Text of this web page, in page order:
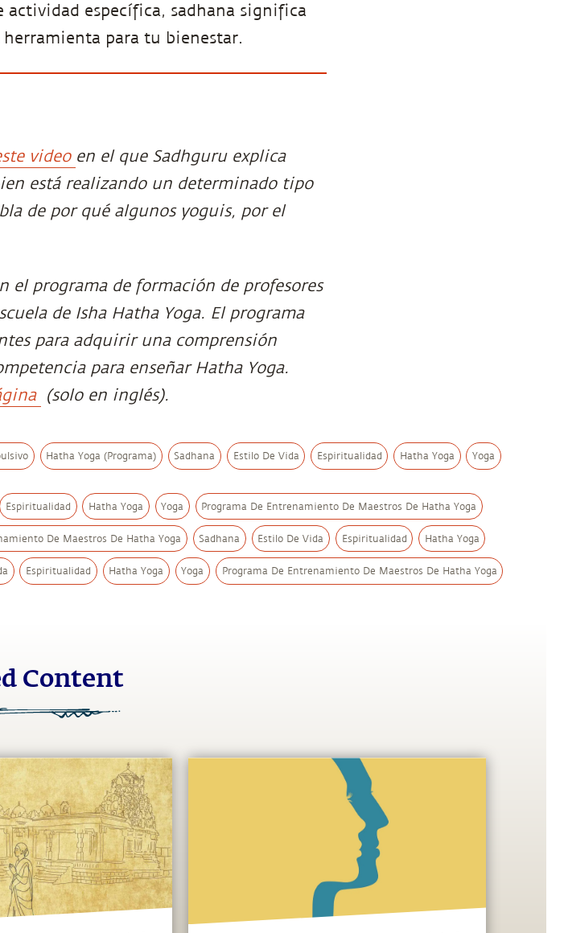
específica, sadhana significa
para tu bienestar.
video en el que Sadhguru explica
está realizando un determinado tipo
de por qué algunos yoguis, por el
el programa de formación de profesores
de Isha Hatha Yoga. El programa
para adquirir una comprensión
para enseñar Hatha Yoga.
(solo en inglés).
Hatha Yoga (Programa) Sadhana Estilo De Vida Espiritualidad Hatha Yoga Yoga
Espiritualidad Hatha Yoga Yoga Programa De Entrenamiento De Maestros De Hatha Yoga
De Maestros De Hatha Yoga Sadhana Estilo De Vida Espiritualidad Hatha Yoga
Espiritualidad Hatha Yoga Yoga Programa De Entrenamiento De Maestros De Hatha Yoga
Content